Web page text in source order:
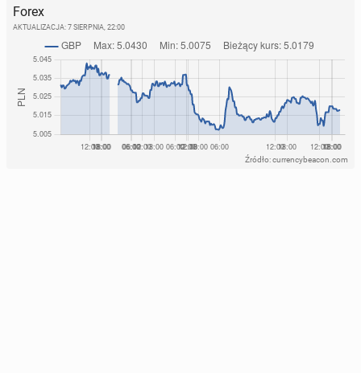
Forex
AKTUALIZACJA: 7 SIERPNIA, 22:00
Źródło: currencybeacon.com